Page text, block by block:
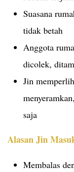
Suasana
tidak betah
Anggota
dicolek,
Jin
saja
Alasan Jin
Membalas